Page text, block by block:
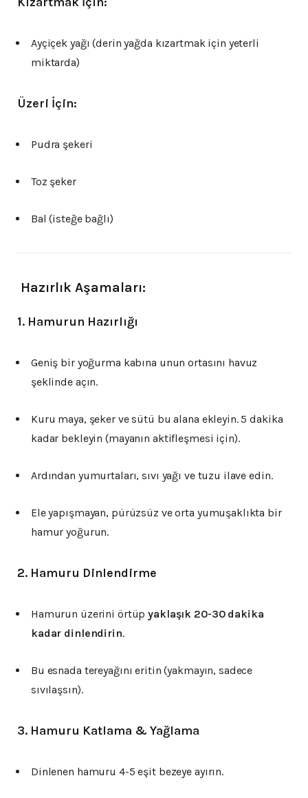
Ayçiçek yağı (derin yağda kızartmak için yeterli
miktarda)
Üzeri İçin:
Pudra şekeri
Toz şeker
Bal (isteğe bağlı)
‍ Hazırlık Aşamaları:
1. Hamurun Hazırlığı
Geniş bir yoğurma kabına unun ortasını havuz
şeklinde açın.
Kuru maya, şeker ve sütü bu alana ekleyin. 5 dakika
kadar bekleyin (mayanın aktifleşmesi için).
Ardından yumurtaları, sıvı yağı ve tuzu ilave edin.
Ele yapışmayan, pürüzsüz ve orta yumuşaklıkta bir
hamur yoğurun.
2. Hamuru Dinlendirme
Hamurun üzerini örtüpyaklaşık 20-30 dakika
kadar dinlendirin.
Bu esnada tereyağını eritin (yakmayın, sadece
sıvılaşsın).
3. Hamuru Katlama & Yağlama
Dinlenen hamuru 4-5 eşit bezeye ayırın.